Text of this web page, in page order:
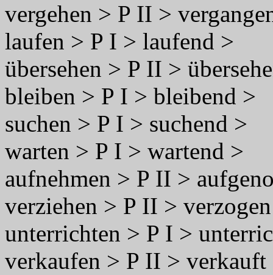
vergehen > P II >
laufen > P I > laufend >
übersehen > P II >
bleiben > P I > bleibend >
suchen > P I > suchend >
warten > P I > wartend >
aufnehmen > P II >
verziehen > P II >
unterrichten > P I >
verkaufen > P II > verkauft